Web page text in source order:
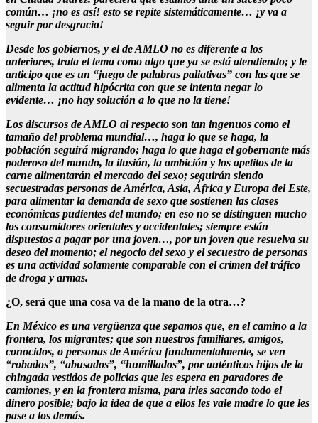
común… ¡no es así! esto se repite sistemáticamente… ¡y va a
seguir por desgracia!
Desde los gobiernos, y el de AMLO no es diferente a los
anteriores, trata el tema como algo que ya se está atendiendo; y le
anticipo que es un “juego de palabras paliativas” con las que se
alimenta la actitud hipócrita con que se intenta negar lo
evidente… ¡no hay solución a lo que no la tiene!
Los discursos de AMLO al respecto son tan ingenuos como el
tamaño del problema mundial…, haga lo que se haga, la
población seguirá migrando; haga lo que haga el gobernante más
poderoso del mundo, la ilusión, la ambición y los apetitos de la
carne alimentarán el mercado del sexo; seguirán siendo
secuestradas personas de América, Asia, África y Europa del Este,
para alimentar la demanda de sexo que sostienen las clases
económicas pudientes del mundo; en eso no se distinguen mucho
los consumidores orientales y occidentales; siempre están
dispuestos a pagar por una joven…, por un joven que resuelva su
deseo del momento; el negocio del sexo y el secuestro de personas
es una actividad solamente comparable con el crimen del tráfico
de droga y armas.
¿O, será que una cosa va de la mano de la otra…?
En México es una vergüenza que sepamos que, en el camino a la
frontera, los migrantes; que son nuestros familiares, amigos,
conocidos, o personas de América fundamentalmente, se ven
“robados”, “abusados”, “humillados”, por auténticos hijos de la
chingada vestidos de policías que les espera en paradores de
camiones, y en la frontera misma, para irles sacando todo el
dinero posible; bajo la idea de que a ellos les vale madre lo que les
pase a los demás.